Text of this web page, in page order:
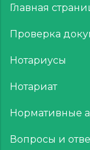
Главная
Проверка
Нотариусы
Нотариат
Нормативные
Вопросы и